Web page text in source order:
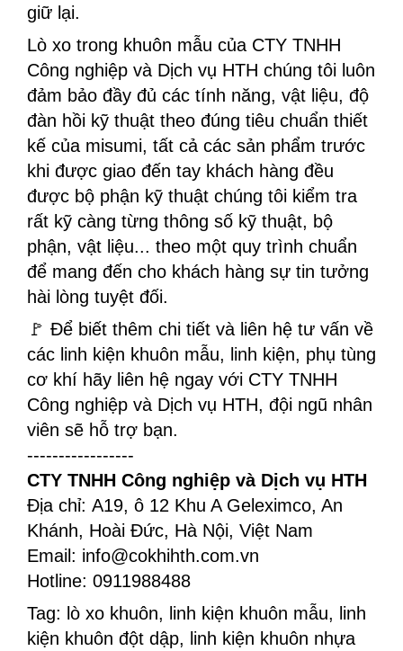
giữ lại.
Lò xo trong khuôn mẫu của CTY TNHH
Công nghiệp và Dịch vụ HTH chúng tôi luôn
đảm bảo đầy đủ các tính năng, vật liệu, độ
đàn hồi kỹ thuật theo đúng tiêu chuẩn thiết
kế của misumi, tất cả các sản phẩm trước
khi được giao đến tay khách hàng đều
được bộ phận kỹ thuật chúng tôi kiểm tra
rất kỹ càng từng thông số kỹ thuật, bộ
phận, vật liệu... theo một quy trình chuẩn
để mang đến cho khách hàng sự tin tưởng
hài lòng tuyệt đối.
🚩 Để biết thêm chi tiết và liên hệ tư vấn về
các linh kiện khuôn mẫu, linh kiện, phụ tùng
cơ khí hãy liên hệ ngay với CTY TNHH
Công nghiệp và Dịch vụ HTH, đội ngũ nhân
viên sẽ hỗ trợ bạn.
-----------------
CTY TNHH Công nghiệp và Dịch vụ HTH
Địa chỉ: A19, ô 12 Khu A Geleximco, An
Khánh, Hoài Đức, Hà Nội, Việt Nam
Email: info@cokhihth.com.vn
Hotline: 0911988488
Tag: lò xo khuôn, linh kiện khuôn mẫu, linh
kiện khuôn đột dập, linh kiện khuôn nhựa